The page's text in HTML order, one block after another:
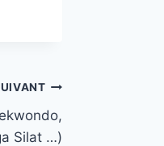
Silat …)